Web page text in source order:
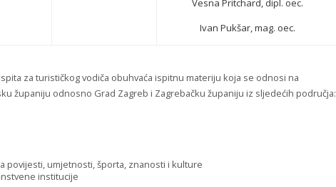
Ivan Pukšar, mag. oec.
za turističkog vodiča obuhvaća ispitnu materiju koja se odnosi na
županiju odnosno Grad Zagreb i Zagrebačku županiju iz sljedećih područja:
povijesti, umjetnosti, športa, znanosti i kulture
institucije